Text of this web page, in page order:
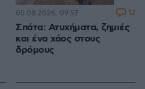
Σπάτα: Ατυχήματα, ζημιές
και ένα χάος στους
δρόμους
05.08.2026, 09:57 12